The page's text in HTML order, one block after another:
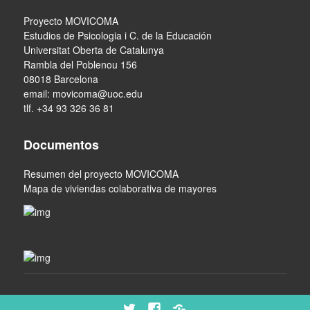
Proyecto MOVICOMA
Estudios de Psicologia i C. de la Educación
Universitat Oberta de Catalunya
Rambla del Poblenou 156
08018 Barcelona
email: movicoma@uoc.edu
tlf. +34 93 326 36 81
Documentos
Resumen del proyecto MOVICOMA
Mapa de viviendas colaborativa de mayores
TwitterFacebookScoop.it!